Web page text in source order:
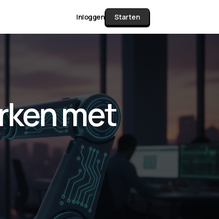
alle pakketten en mogelijkheden
documenten verzamelen en facturen
tot controleren, boeken, bank
& klant dashboard.
Inloggen Starten
met